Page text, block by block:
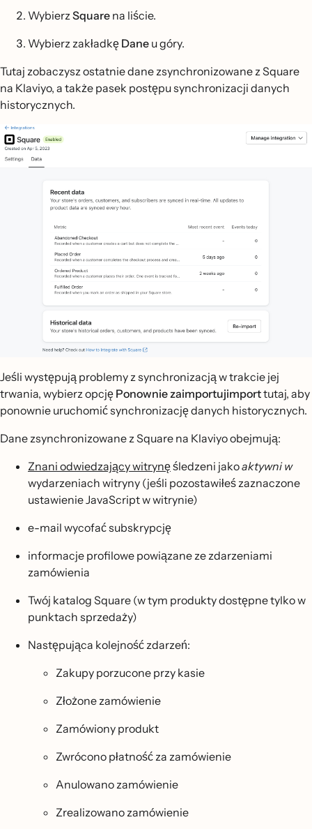
WybierzSquare na liście.
Wybierz zakładkę Dane u góry.
Tutaj zobaczysz ostatnie dane zsynchronizowane z Square
na Klaviyo, a także pasek postępu synchronizacji danych
historycznych.
Jeśli występują problemy z synchronizacją w trakcie jej
trwania, wybierz opcję Ponownie zaimportujimporttutaj, aby
ponownie uruchomić synchronizację danych historycznych.
Dane zsynchronizowane z Square na Klaviyo obejmują:
Znani odwiedzający witrynęśledzeni jakoaktywni w
wydarzeniach witryny (jeśli pozostawiłeś zaznaczone
ustawienie JavaScript w witrynie)
e-mail wycofać subskrypcję
informacje profilowe powiązane ze zdarzeniami
zamówienia
Twój katalog Square (w tym produkty dostępne tylko w
punktach sprzedaży)
Następująca kolejność zdarzeń:
Zakupy porzucone przy kasie
Złożone zamówienie
Zamówiony produkt
Zwrócono płatność za zamówienie
Anulowano zamówienie
Zrealizowano zamówienie